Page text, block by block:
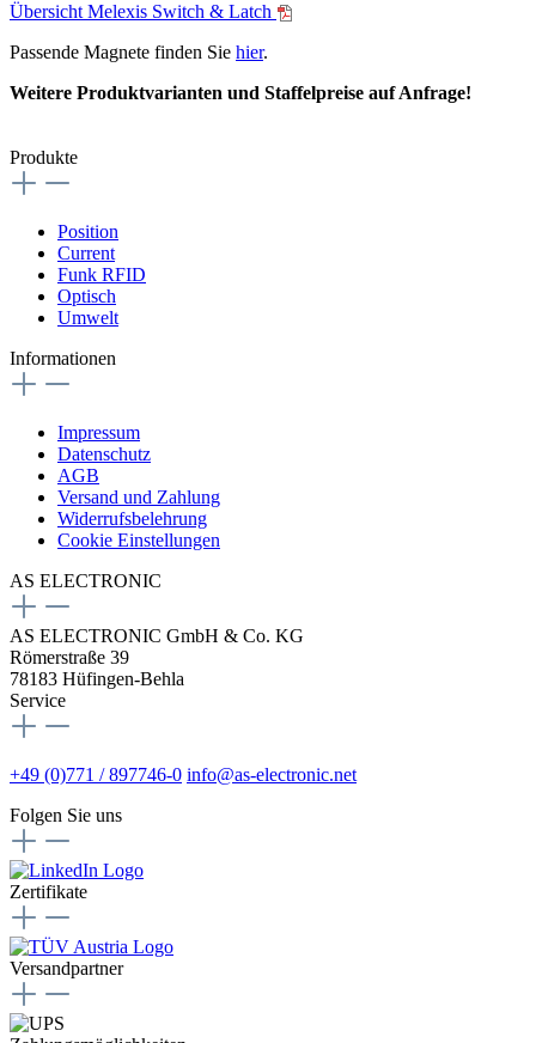
Übersicht Melexis Switch & Latch
Passende Magnete finden Sie hier.
Weitere Produktvarianten und Staffelpreise auf Anfrage!
Produkte
Position
Current
Funk RFID
Optisch
Umwelt
Informationen
Impressum
Datenschutz
AGB
Versand und Zahlung
Widerrufsbelehrung
Cookie Einstellungen
AS ELECTRONIC
AS ELECTRONIC GmbH & Co. KG
Römerstraße 39
78183 Hüfingen-Behla
Service
+49 (0)771 / 897746-0 info@as-electronic.net
Folgen Sie uns
Zertifikate
Versandpartner